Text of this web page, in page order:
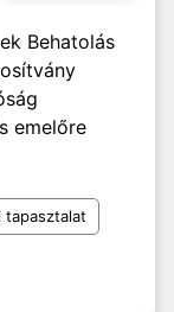
Behatolás
emelőre
tapasztalat